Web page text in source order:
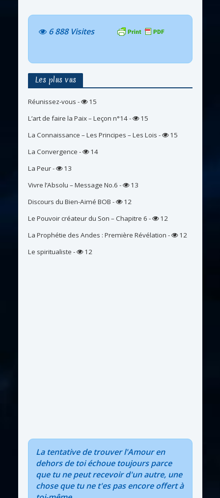
6 888 Visites
Les plus vus
Réunissez-vous -
15
L’art de faire la Paix – Leçon n°14-
15
La Connaissance – Les Principes – Les Lois -
15
La Convergence -
14
La Peur-
13
Vivre l’Absolu – Message No.6 -
13
Discours du Bien-Aimé BOB -
12
Le Pouvoir créateur du Son – Chapitre 6 -
12
La Prophétie des Andes : Première Révélation -
12
Le spiritualiste - 12
La tentative de trouver l'Amour en
dehors de toi échoue toujours parce
que tu ne peut recevoir d'un autre, une
chose que tu ne t'es pas encore offert à